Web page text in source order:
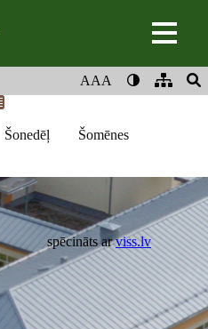
AAA
Šonedēļ
Šomēnes
spēcināts arviss.lv